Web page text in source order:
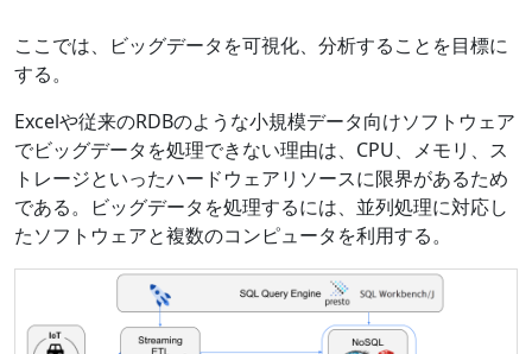
ここでは、ビッグデータを可視化、分析することを目標に
する。
Excelや従来のRDBのような小規模データ向けソフトウェア
でビッグデータを処理できない理由は、CPU、メモリ、ス
トレージといったハードウェアリソースに限界があるため
である。ビッグデータを処理するには、並列処理に対応し
たソフトウェアと複数のコンピュータを利用する。